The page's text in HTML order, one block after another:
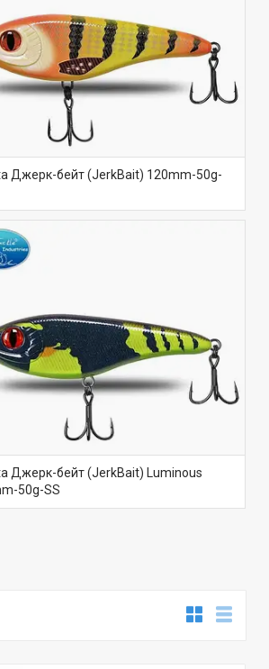
Джерк-бейт (JerkBait) 120mm-50g-
Джерк-бейт (JerkBait) Luminous
50g-SS